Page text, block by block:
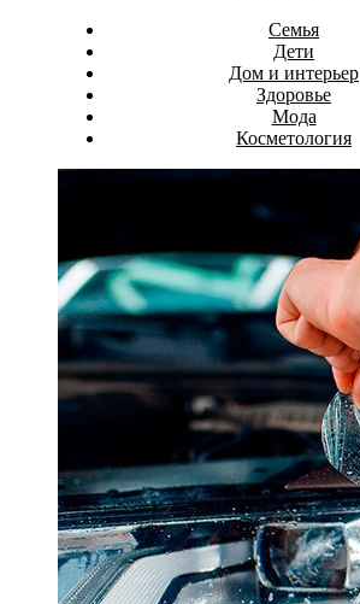
Семья
Дети
Дом и интерьер
Здоровье
Мода
Косметология